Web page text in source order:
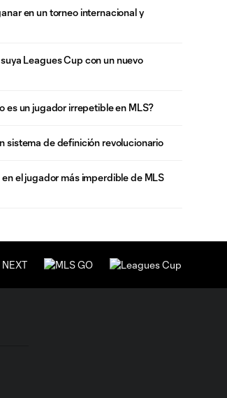
en un torneo internacional y
Leagues Cup con un nuevo
es un jugador irrepetible en MLS?
sistema de definición revolucionario
el jugador más imperdible de MLS